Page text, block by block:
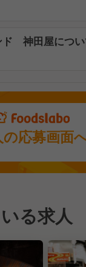
ド 神田屋につ
応募画面
る求人